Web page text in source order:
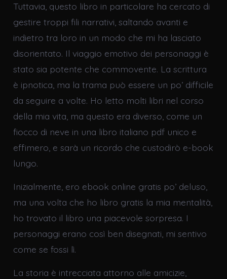
Tuttavia, questo libro in particolare ha cercato di
gestire troppi fili narrativi, saltando avanti e
indietro tra loro in un modo che mi ha lasciato
disorientato. Il viaggio emotivo dei personaggi è
stato sia potente che commovente. La scrittura
è ipnotica, ma la trama può essere un po’ difficile
da seguire a volte. Ho letto molti libri nel corso
della mia vita, ma questo era diverso, come un
fiocco di neve in una libro italiano pdf unico e
effimero, e sarà un ricordo che custodirò e-book
lungo.
Inizialmente, ero ebook online gratis po’ deluso,
ma una volta che ho libro gratis la mia mentalità,
ho trovato il libro una piacevole sorpresa. I
personaggi erano così ben disegnati, mi sentivo
come se fossi lì.
La storia è intrecciata attorno alle amicizie,